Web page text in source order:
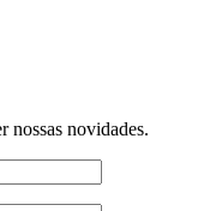
nossas novidades.